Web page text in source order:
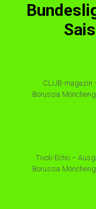
CLUB-magazin
Borussia
Tivoli-Echo –
Borussia